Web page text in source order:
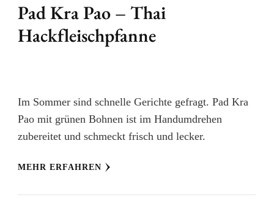
Pad Kra Pao – Thai
Hackfleischpfanne
Im Sommer sind schnelle Gerichte gefragt. Pad Kra
Pao mit grünen Bohnen ist im Handumdrehen
zubereitet und schmeckt frisch und lecker.
MEHR ERFAHREN